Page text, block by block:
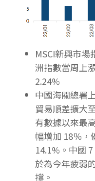
MSCI新興市
洲指數當周上
2.24%
中國海關總署
貿易順差擴大
有數據以來最
幅增加 18％，
14.1%。中國
於為今年疲弱
撐。